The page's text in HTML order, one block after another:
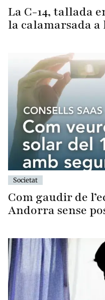
La C-14, tallada
la calamarsada a
Societat
Com gaudir de
Andorra sense